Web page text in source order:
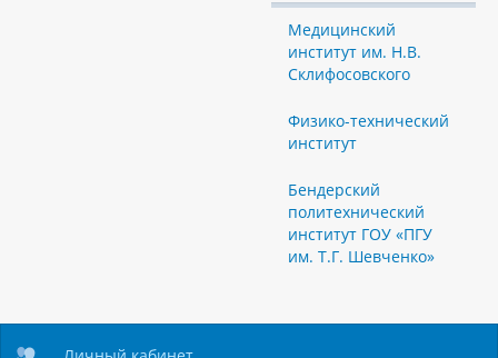
Медицинский
институт им. Н.В.
Склифосовского
Физико-технический
институт
Бендерский
политехнический
институт ГОУ «ПГУ
им. Т.Г. Шевченко»